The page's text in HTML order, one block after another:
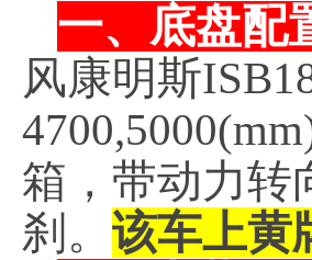
一、底盘配
风康明斯
箱，带动力转
刹。 该车上黄